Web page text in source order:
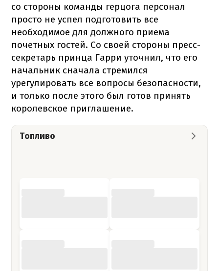
со стороны команды герцога персонал
просто не успел подготовить все
необходимое для должного приема
почетных гостей. Со своей стороны пресс-
секретарь принца Гарри уточнил, что его
начальник сначала стремился
урегулировать все вопросы безопасности,
и только после этого был готов принять
королевское приглашение.
Топливо